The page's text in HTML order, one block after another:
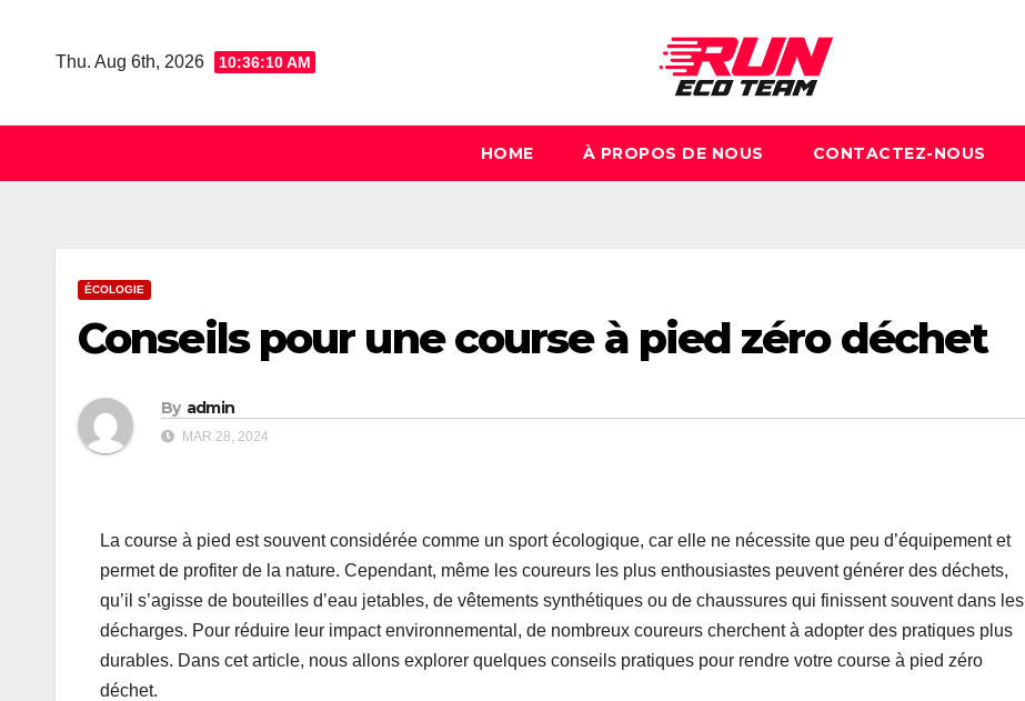
Thu. Aug 6th, 2026 10:36:11 AM
HOME À PROPOS DE NOUS CONTACTEZ-NOUS
ÉCOLOGIE
Conseils pour une course à pied zéro déchet
By admin
MAR 28, 2024
La course à pied est souvent considérée comme un sport écologique, car elle ne nécessite que peu d’équipement et
permet de profiter de la nature. Cependant, même les coureurs les plus enthousiastes peuvent générer des déchets,
qu’il s’agisse de bouteilles d’eau jetables, de vêtements synthétiques ou de chaussures qui finissent souvent dans les
décharges. Pour réduire leur impact environnemental, de nombreux coureurs cherchent à adopter des pratiques plus
durables. Dans cet article, nous allons explorer quelques conseils pratiques pour rendre votre course à pied zéro
déchet.